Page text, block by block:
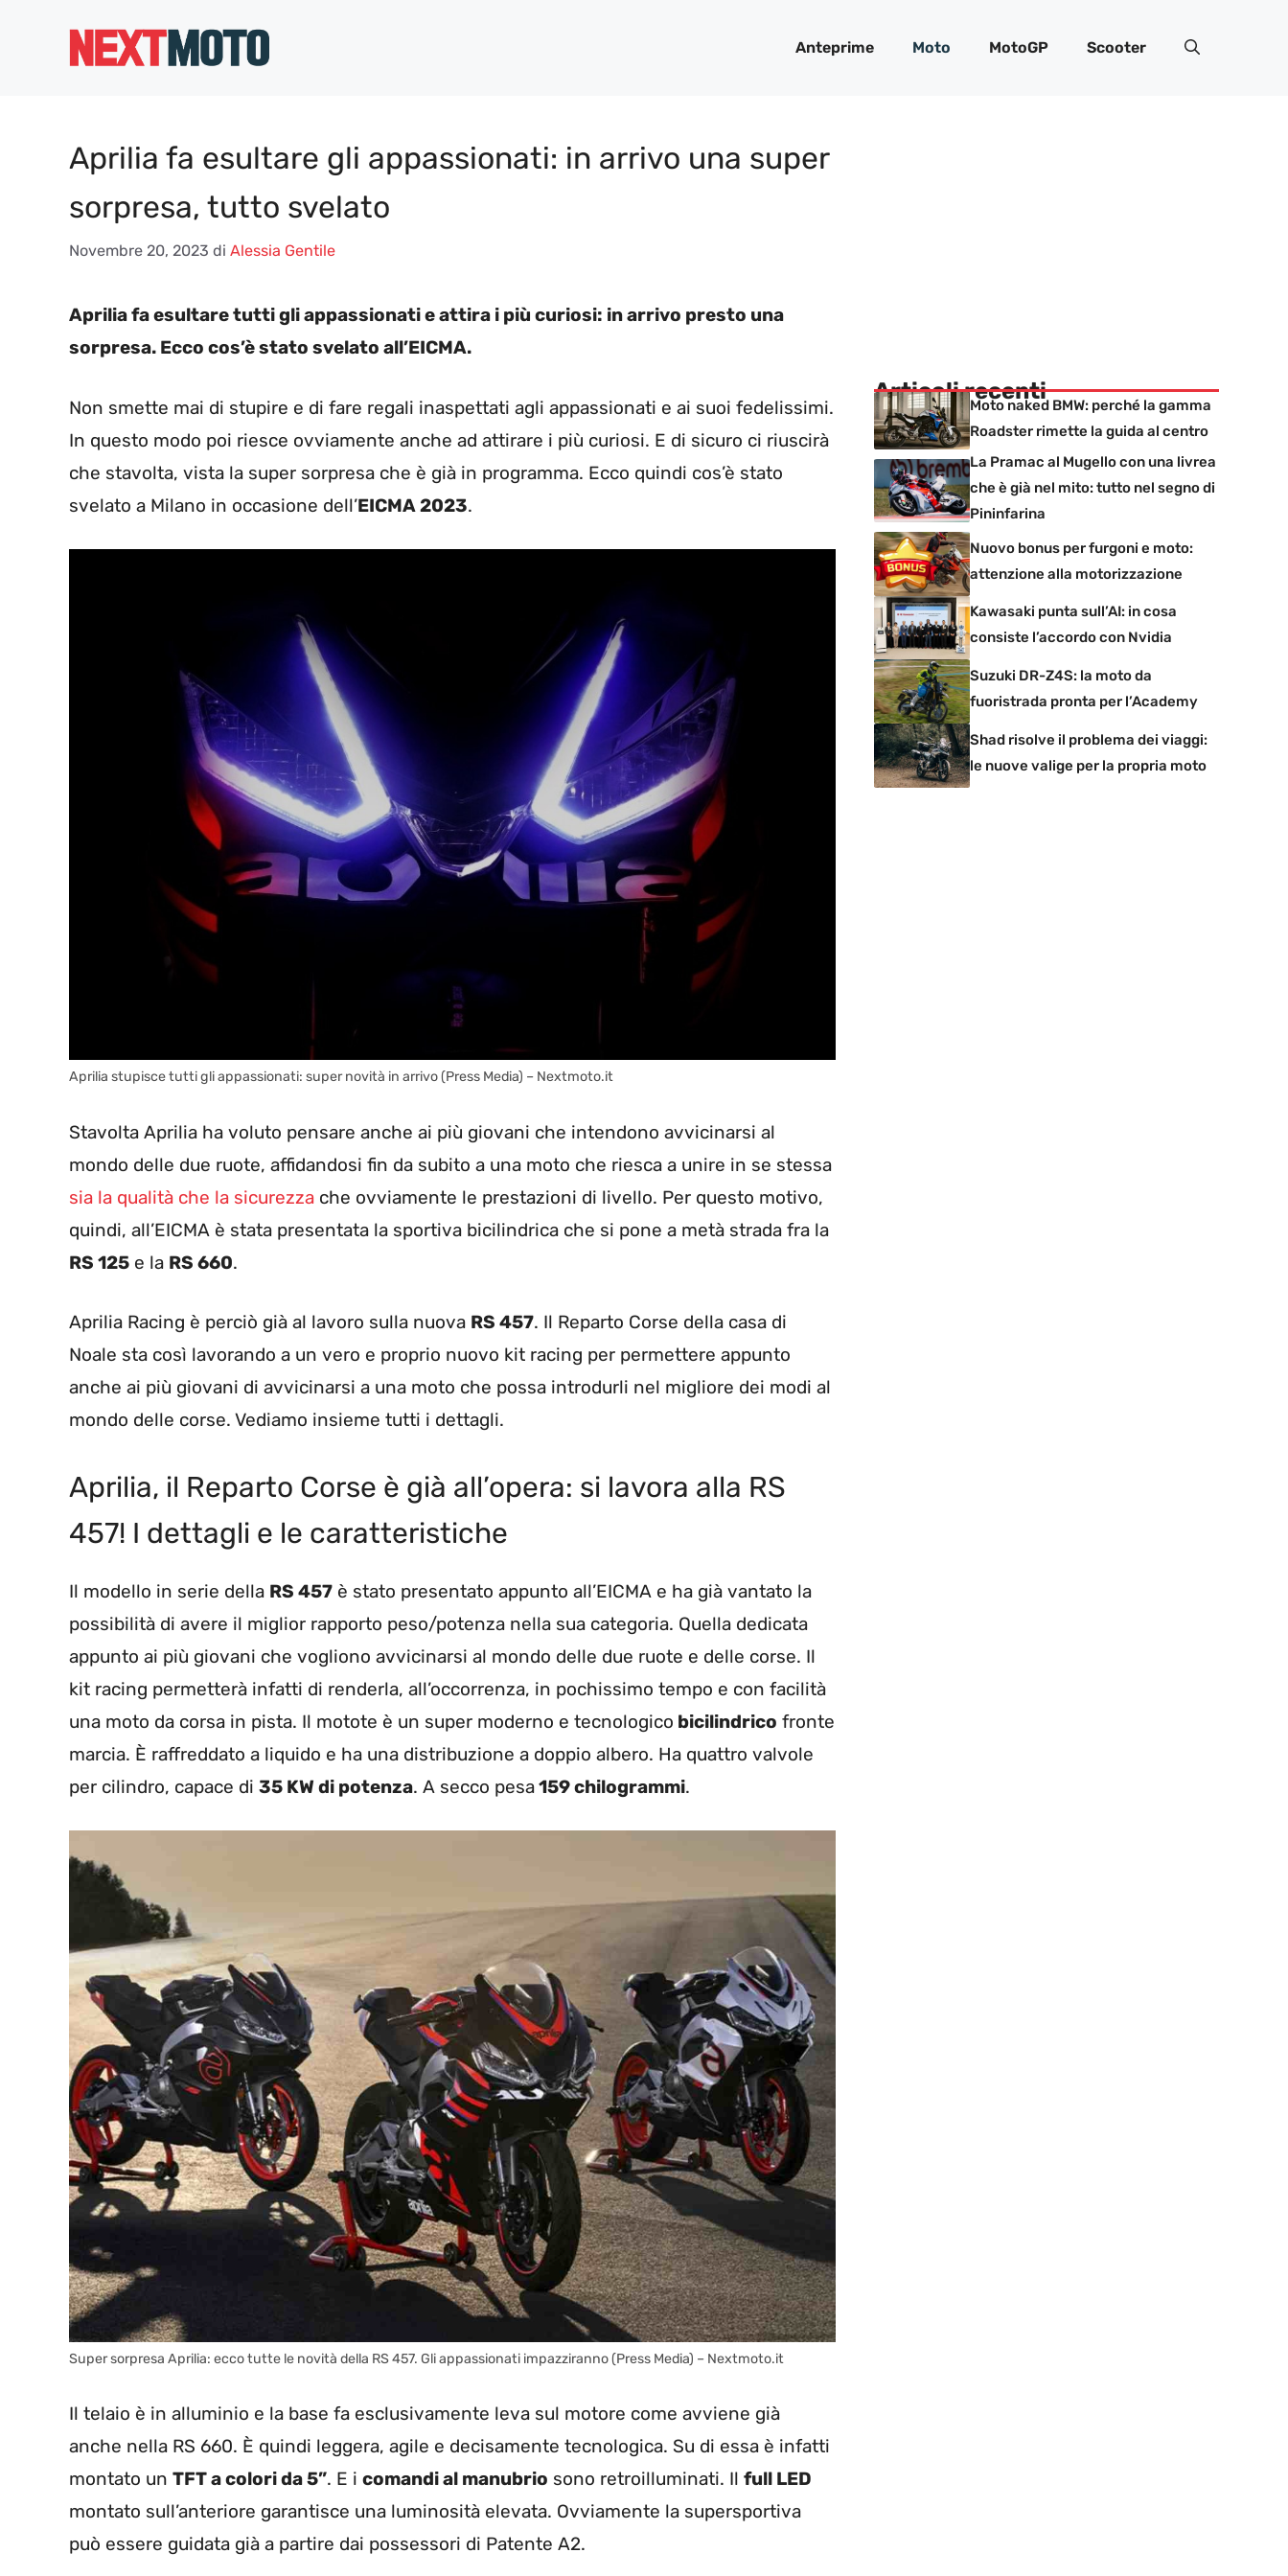
Anteprime Moto MotoGP Scooter
Aprilia fa esultare gli appassionati: in arrivo una super
sorpresa, tutto svelato
Novembre 20, 2023 di Alessia Gentile
Aprilia fa esultare tutti gli appassionati e attira i più curiosi: in arrivo presto una
sorpresa. Ecco cos’è stato svelato all’EICMA.
Non smette mai di stupire e di fare regali inaspettati agli appassionati e ai suoi fedelissimi.
In questo modo poi riesce ovviamente anche ad attirare i più curiosi. E di sicuro ci riuscirà
che stavolta, vista la super sorpresa che è già in programma. Ecco quindi cos’è stato
svelato a Milano in occasione dell’EICMA 2023.
Aprilia stupisce tutti gli appassionati: super novità in arrivo (Press Media) – Nextmoto.it
Stavolta Aprilia ha voluto pensare anche ai più giovani che intendono avvicinarsi al
mondo delle due ruote, affidandosi fin da subito a una moto che riesca a unire in se stessa
sia la qualità che la sicurezza che ovviamente le prestazioni di livello. Per questo motivo,
quindi, all’EICMA è stata presentata la sportiva bicilindrica che si pone a metà strada fra la
RS 125 e la RS 660.
Aprilia Racing è perciò già al lavoro sulla nuova RS 457. Il Reparto Corse della casa di
Noale sta così lavorando a un vero e proprio nuovo kit racing per permettere appunto
anche ai più giovani di avvicinarsi a una moto che possa introdurli nel migliore dei modi al
mondo delle corse. Vediamo insieme tutti i dettagli.
Aprilia, il Reparto Corse è già all’opera: si lavora alla RS
457! I dettagli e le caratteristiche
Il modello in serie della RS 457 è stato presentato appunto all’EICMA e ha già vantato la
possibilità di avere il miglior rapporto peso/potenza nella sua categoria. Quella dedicata
appunto ai più giovani che vogliono avvicinarsi al mondo delle due ruote e delle corse. Il
kit racing permetterà infatti di renderla, all’occorrenza, in pochissimo tempo e con facilità
una moto da corsa in pista. Il motote è un super moderno e tecnologico bicilindrico fronte
marcia. È raffreddato a liquido e ha una distribuzione a doppio albero. Ha quattro valvole
per cilindro, capace di 35 KW di potenza. A secco pesa159 chilogrammi.
Super sorpresa Aprilia: ecco tutte le novità della RS 457. Gli appassionati impazziranno (Press Media) – Nextmoto.it
Il telaio è in alluminio e la base fa esclusivamente leva sul motore come avviene già
anche nella RS 660. È quindi leggera, agile e decisamente tecnologica. Su di essa è infatti
montato un TFT a colori da 5”. E i comandi al manubrio sono retroilluminati. Il full LED
montato sull’anteriore garantisce una luminosità elevata. Ovviamente la supersportiva
può essere guidata già a partire dai possessori di Patente A2.
Articoli recenti
Moto naked BMW: perché la gamma
Roadster rimette la guida al centro
La Pramac al Mugello con una livrea
che è già nel mito: tutto nel segno di
Pininfarina
Nuovo bonus per furgoni e moto:
attenzione alla motorizzazione
Kawasaki punta sull’AI: in cosa
consiste l’accordo con Nvidia
Suzuki DR-Z4S: la moto da
fuoristrada pronta per l’Academy
Shad risolve il problema dei viaggi:
le nuove valige per la propria moto